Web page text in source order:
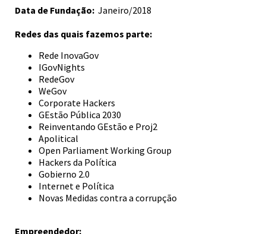
Data de Fundação: Janeiro/2018
Redes das quais fazemos parte:
Rede InovaGov
IGovNights
RedeGov
WeGov
Corporate Hackers
GEstão Pública 2030
Reinventando GEstão e Proj2
Apolitical
Open Parliament Working Group
Hackers da Política
Gobierno 2.0
Internet e Política
Novas Medidas contra a corrupção
Empreendedor: